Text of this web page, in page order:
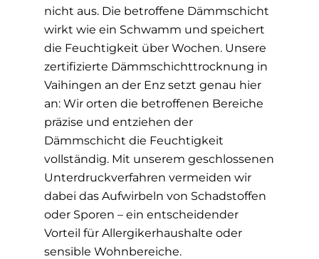
nicht aus. Die betroffene Dämmschicht
wirkt wie ein Schwamm und speichert
die Feuchtigkeit über Wochen. Unsere
zertifizierte Dämmschichttrocknung in
Vaihingen an der Enz setzt genau hier
an: Wir orten die betroffenen Bereiche
präzise und entziehen der
Dämmschicht die Feuchtigkeit
vollständig. Mit unserem geschlossenen
Unterdruckverfahren vermeiden wir
dabei das Aufwirbeln von Schadstoffen
oder Sporen – ein entscheidender
Vorteil für Allergikerhaushalte oder
sensible Wohnbereiche.